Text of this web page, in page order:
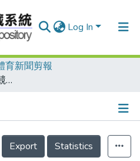
Log In
育新聞剪報
宜蘭區運倒吃甘蔗 佳績競相出籠 王惠珍200公尺22秒56 超越亞洲紀錄 14面划船金牌 地主宜蘭縣統統留下
Details
Export
Statistics